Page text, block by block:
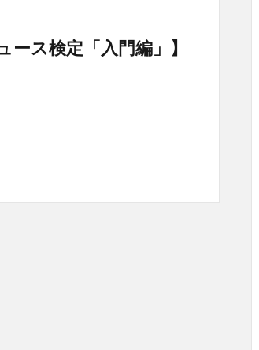
ス検定「入門編」】